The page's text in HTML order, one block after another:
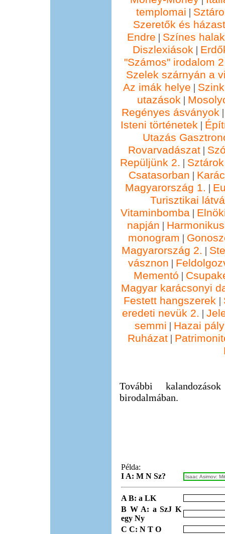
templomai |
Szeretők és
Endre | Színes
Diszlexiások |
"Számos" irodalom
Szelek szárnyán a
Az imák helye |
utazások |
Regényes ásványok
Isteni történetek |
Utazás
Rovarvadászat|
Repüljünk 2. |
Csatasorban |
Magyarország 1. |
Turisztikai
Vitaminbomba|
napján |
monogram |
Magyarország 2. |
vásznon |
Mementó |
Magyar karácsonyi
Festett hangszerek |
eredeti nevük 2. |
semmi | Hazai
Ruházat|
További
birodalmában.
Példa:
I A: M N Sz?
A B: a LK
B W A: a SzJ K
egy Ny
C C: N T O